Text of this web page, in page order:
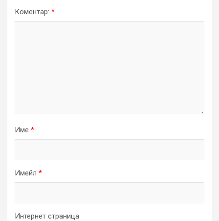
Коментар: *
Име *
Имейл *
Интернет страница